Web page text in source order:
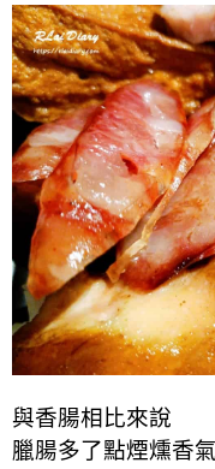
與香腸相比來說
臘腸多了點煙燻香